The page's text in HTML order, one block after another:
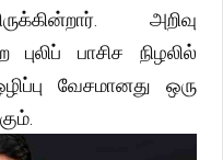
அறிவு
பாசிச நிழலில்
வேசமானது ஒரு